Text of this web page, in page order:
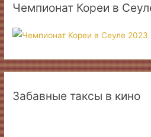
Чемпионат Кореи в
Забавные таксы в кино